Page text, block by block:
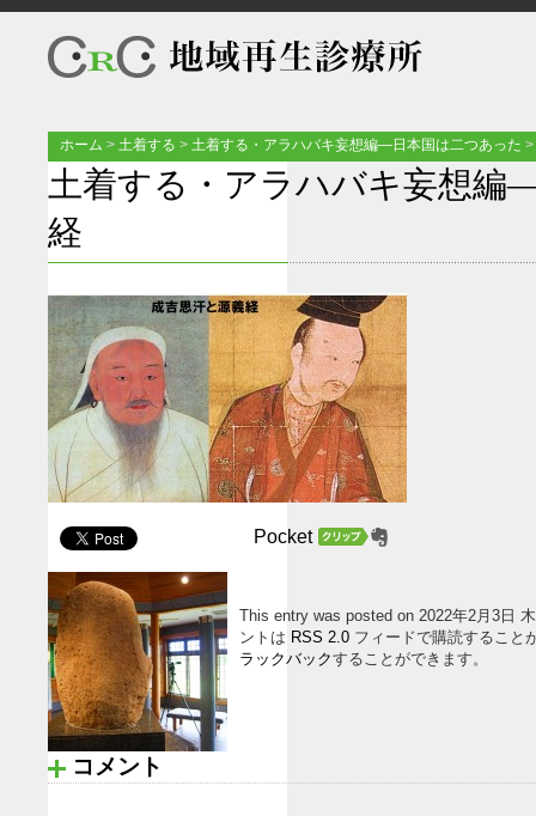
ホーム > 土着する > 土着する・アラハバキ妄想編―日本国は二つあった >
土着する・アラハバキ妄想編
経
Pocket
This entry was posted on 2022年2月3日
ントは RSS 2.0 フィードで購読すること
ラックバックすることができます。
コメント